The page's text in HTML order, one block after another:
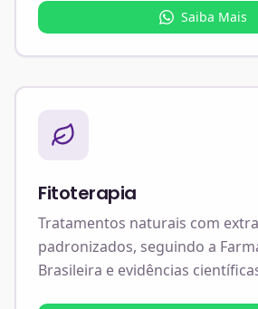
Saiba Mais
Fitoterapia
Tratamentos naturais com
padronizados, seguindo a
Brasileira e evidências